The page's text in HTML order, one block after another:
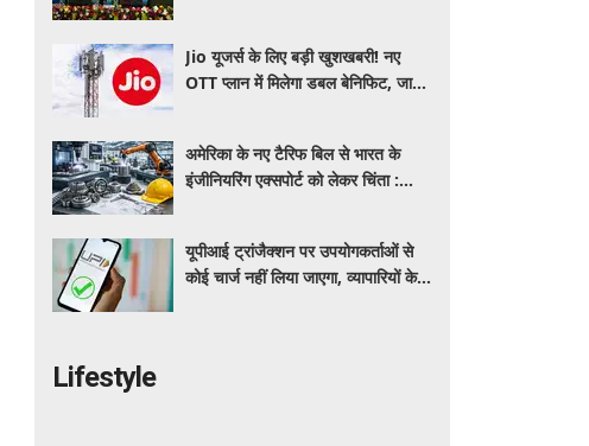
Jio यूजर्स के लिए बड़ी खुशखबरी! नए
OTT प्लान में मिलेगा डबल बेनिफिट, जानें
अमेरिका के नए टैरिफ बिल से भारत के
इंजीनियरिंग एक्सपोर्ट को लेकर चिंता :
यूपीआई ट्रांजैक्शन पर उपयोगकर्ताओं से
कोई चार्ज नहीं लिया जाएगा, व्यापारियों के
Lifestyle